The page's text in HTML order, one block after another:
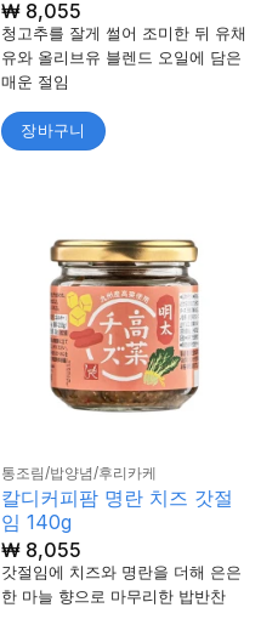
₩8,055
청고추를 잘게 썰어 조미한 뒤 유채
유와 올리브유 블렌드 오일에 담은
매운 절임
장바구니
통조림/밥양념/후리카케
칼디커피팜 명란 치즈 갓절
임 140g
₩8,055
갓절임에 치즈와 명란을 더해 은은
한 마늘 향으로 마무리한 밥반찬